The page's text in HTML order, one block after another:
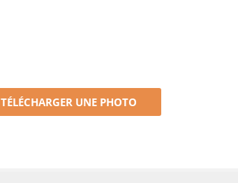
TÉLÉCHARGER UNE PHOTO